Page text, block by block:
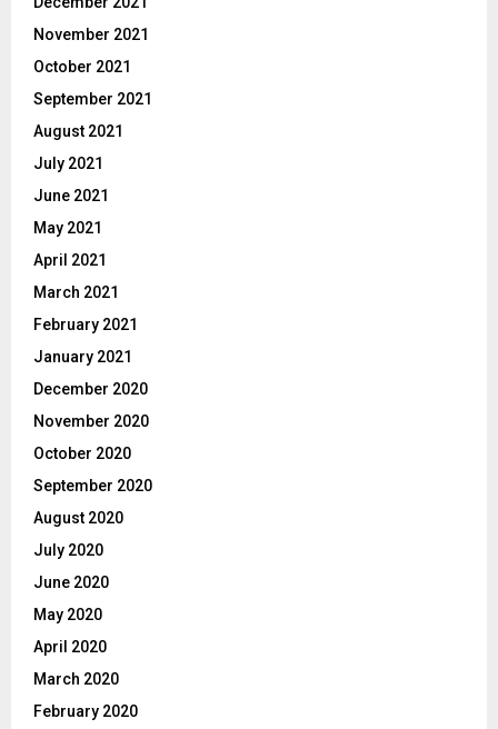
November 2021
October 2021
September 2021
August 2021
July 2021
June 2021
May 2021
April 2021
March 2021
February 2021
January 2021
December 2020
November 2020
October 2020
September 2020
August 2020
July 2020
June 2020
May 2020
April 2020
March 2020
February 2020